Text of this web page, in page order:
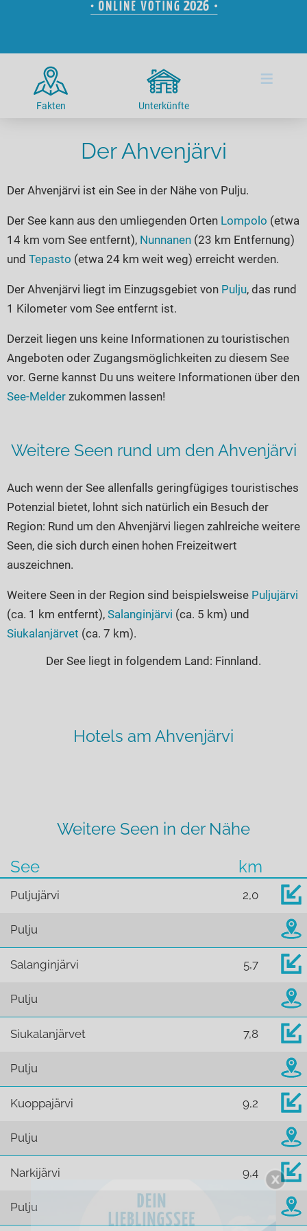
Radtouren am See
Kitesurfen
Kanu- & Kajaktouren
Badeseen in Deutschland
Wellness am See
Romantik Hotels
Urlaub an der Küste
Unterkünfte
Hotels am See
Ferienwohnungen
Kanu- & Kajak-Urlaub
Wanderurlaub
Bikeurlaub
Auszeit & Wellness
Camping am See
Top-Hotels
Familienhotels
Wellness-Hotels
Biohotels
Ausgefallenes
Häuser auf dem Wasser
Hundefreundliche Unterkünfte
Glamping
Seen in Deutschland
Seen in Europa
Überwachte Badestellen
Unsere See-Highlights
Deutschlands schönste Seen
Top Seen nach Bundesländern
Top Seen nach Regionen
Deutschlands Lieblingsseen
Seen in Europa
Österreich
Schweiz
Frankreich
Norwegen
alle Länder…
Fakten Unterkünfte
≡
Der Ahvenjärvi
Der Ahvenjärvi ist ein See in der Nähe von Pulju.
Der See kann aus den umliegenden Orten Lompolo (etwa
14 km vom See entfernt), Nunnanen (23 km Entfernung)
und Tepasto (etwa 24 km weit weg) erreicht werden.
Der Ahvenjärvi liegt im Einzugsgebiet von Pulju, das rund
1 Kilometer vom See entfernt ist.
Derzeit liegen uns keine Informationen zu touristischen
Angeboten oder Zugangsmöglichkeiten zu diesem See
vor. Gerne kannst Du uns weitere Informationen über den
See-Melder zukommen lassen!
Weitere Seen rund um den Ahvenjärvi
Auch wenn der See allenfalls geringfügiges touristisches
Potenzial bietet, lohnt sich natürlich ein Besuch der
Region: Rund um den Ahvenjärvi liegen zahlreiche weitere
Seen, die sich durch einen hohen Freizeitwert
auszeichnen.
Weitere Seen in der Region sind beispielsweise Puljujärvi
(ca. 1 km entfernt), Salanginjärvi (ca. 5 km) und
Siukalanjärvet (ca. 7 km).
Der See liegt in folgendem Land: Finnland.
Hotels am Ahvenjärvi
Weitere Seen in der Nähe
See
km
Puljujärvi 2,0
Pulju
Salanginjärvi 5,7
Pulju
Siukalanjärvet 7,8
Pulju
Kuoppajärvi 9,2
Pulju
Narkijärvi 9,4
Pulju